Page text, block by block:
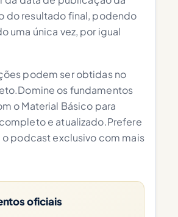
do resultado final, podendo
uma única vez, por igual
podem ser obtidas no
os fundamentos
o Material Básico para
e atualizado.Prefere
o podcast exclusivo com mais
oficiais